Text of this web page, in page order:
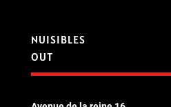
NUISIBLES
OUT